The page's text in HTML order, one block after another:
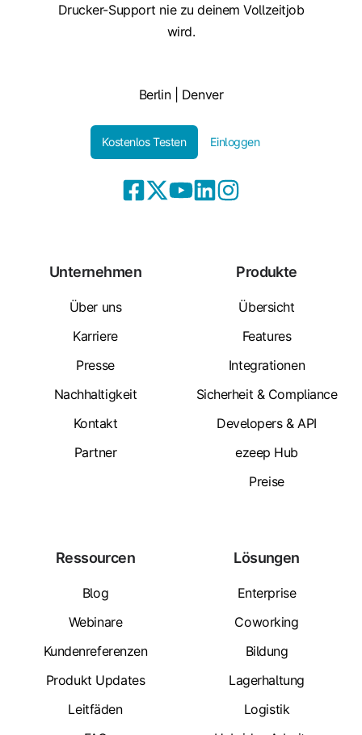
Drucker-Support nie zu deinem Vollzeitjob
wird.
Berlin | Denver
Kostenlos Testen Einloggen
Unternehmen
Über uns
Karriere
Presse
Nachhaltigkeit
Kontakt
Partner
Produkte
Übersicht
Features
Integrationen
Sicherheit & Compliance
Developers & API
ezeep Hub
Preise
Ressourcen
Blog
Webinare
Kundenreferenzen
Produkt Updates
Leitfäden
Lösungen
Enterprise
Coworking
Bildung
Lagerhaltung
Logistik